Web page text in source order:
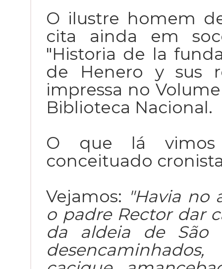
O ilustre homem
cita ainda em
"Historia de la
de Henero y sus
impressa no
Biblioteca Nacional.
O que lá
conceituado
Vejamos: "Havia no
o padre Rector dar
da aldeia de São